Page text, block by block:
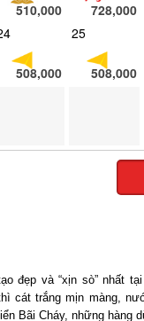
510,000 728,000
508,000
25
508,000
đẹp và “xịn sò” nhất
cát trắng mịn màng,
Bãi Cháy, những hàng